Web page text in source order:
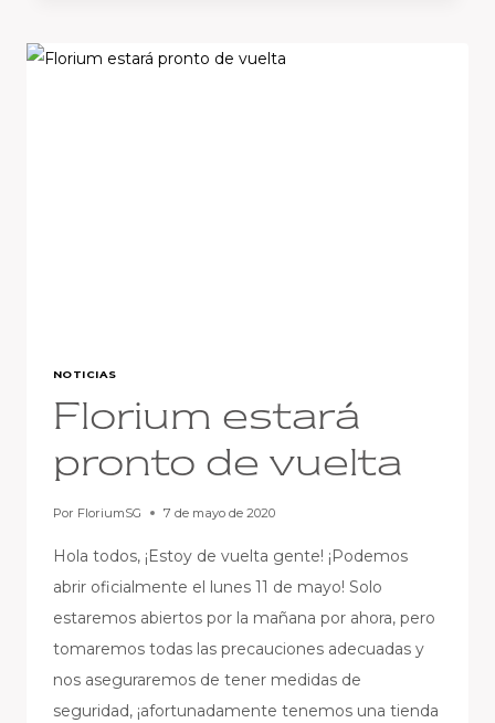
OPCIONES
NOTICIAS
Florium estará
pronto de vuelta
Por FloriumSG 7 de mayo de 2020
Hola todos, ¡Estoy de vuelta gente! ¡Podemos
abrir oficialmente el lunes 11 de mayo! Solo
estaremos abiertos por la mañana por ahora, pero
tomaremos todas las precauciones adecuadas y
nos aseguraremos de tener medidas de
seguridad, ¡afortunadamente tenemos una tienda